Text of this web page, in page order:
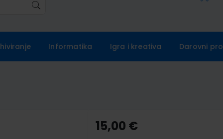
Informatika Igra i kreativa Darovni
15,00 €